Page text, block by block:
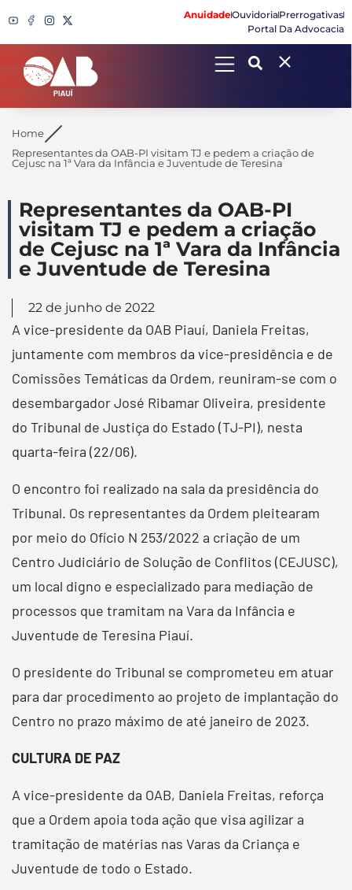
AnuidadeOuvidoriaPrerrogativas
Portal Da Advocacia
Search
Home
Representantes da OAB-PI visitam TJ e pedem a criação de
Cejusc na 1ª Vara da Infância e Juventude de Teresina
Representantes da OAB-PI
visitam TJ e pedem a criação
de Cejusc na 1ª Vara da Infância
e Juventude de Teresina
22 de junho de 2022
A vice-presidente da OAB Piauí, Daniela Freitas,
juntamente com membros da vice-presidência e de
Comissões Temáticas da Ordem, reuniram-se com o
desembargador José Ribamar Oliveira, presidente
do Tribunal de Justiça do Estado (TJ-PI), nesta
quarta-feira (22/06).
O encontro foi realizado na sala da presidência do
Tribunal. Os representantes da Ordem pleitearam
por meio do Ofício N 253/2022 a criação de um
Centro Judiciário de Solução de Conflitos (CEJUSC),
um local digno e especializado para mediação de
processos que tramitam na Vara da Infância e
Juventude de Teresina Piauí.
O presidente do Tribunal se comprometeu em atuar
para dar procedimento ao projeto de implantação do
Centro no prazo máximo de até janeiro de 2023.
CULTURA DE PAZ
A vice-presidente da OAB, Daniela Freitas, reforça
que a Ordem apoia toda ação que visa agilizar a
tramitação de matérias nas Varas da Criança e
Juventude de todo o Estado.